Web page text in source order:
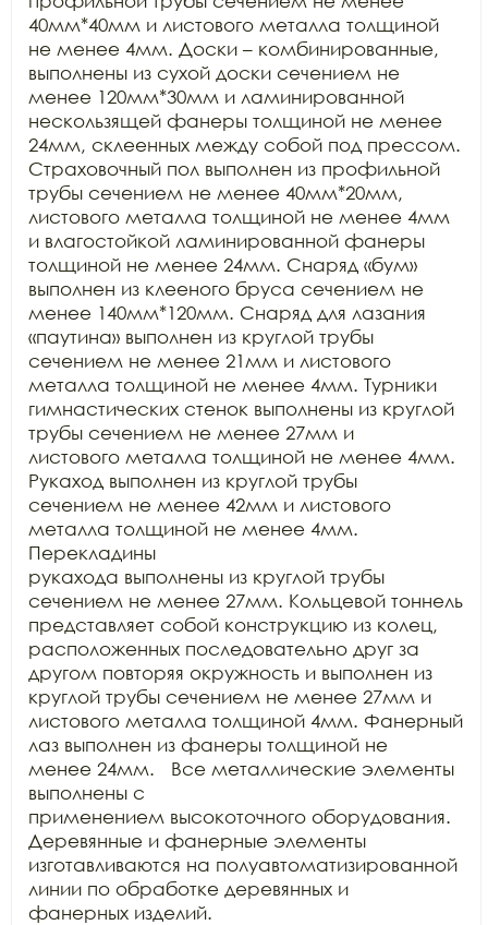
40мм*40мм и листового металла толщиной
не менее 4мм. Доски – комбинированные,
выполнены из сухой доски сечением не
менее 120мм*30мм и ламинированной
нескользящей фанеры толщиной не менее
24мм, склеенных между собой под прессом.
Страховочный пол выполнен из профильной
трубы сечением не менее 40мм*20мм,
листового металла толщиной не менее 4мм
и влагостойкой ламинированной фанеры
толщиной не менее 24мм. Снаряд «бум»
выполнен из клееного бруса сечением не
менее 140мм*120мм. Снаряд для лазания
«паутина» выполнен из круглой трубы
сечением не менее 21мм и листового
металла толщиной не менее 4мм. Турники
гимнастических стенок выполнены из круглой
трубы сечением не менее 27мм и
листового металла толщиной не менее 4мм.
Рукаход выполнен из круглой трубы
сечением не менее 42мм и листового
металла толщиной не менее 4мм.
Перекладины
рукахода выполнены из круглой трубы
сечением не менее 27мм. Кольцевой тоннель
представляет собой конструкцию из колец,
расположенных последовательно друг за
другом повторяя окружность и выполнен из
круглой трубы сечением не менее 27мм и
листового металла толщиной 4мм. Фанерный
лаз выполнен из фанеры толщиной не
менее 24мм.   Все металлические элементы
выполнены с
применением высокоточного оборудования.
Деревянные и фанерные элементы
изготавливаются на полуавтоматизированной
линии по обработке деревянных и
фанерных изделий.